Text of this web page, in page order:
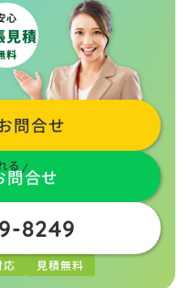
心
見積
料
問合せ
る
問合せ
8249
応 見積無料